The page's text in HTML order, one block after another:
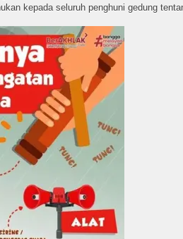
kepada seluruh penghuni gedung